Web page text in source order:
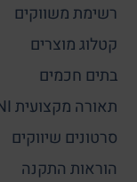
רשימת משווקים
קטלוג מוצרים
בתים חכמים
תאורה מקצועית LANZINI
סרטונים שיווקים
הוראות התקנה